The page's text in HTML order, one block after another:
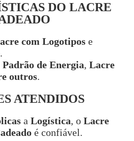
DO LACRE
com Logotipos e
.
de Energia, Lacre
outros.
ATENDIDOS
a Logística, o Lacre
é confiável.